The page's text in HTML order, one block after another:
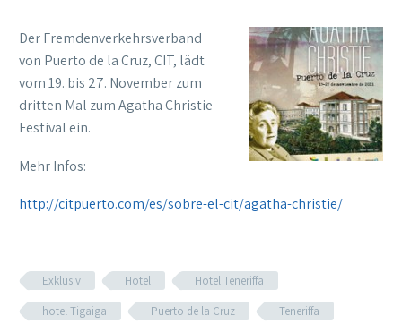
Der Fremdenverkehrsverband
von Puerto de la Cruz, CIT, lädt
vom 19. bis 27. November zum
dritten Mal zum Agatha Christie-
Festival ein.
Mehr Infos:
http://citpuerto.com/es/sobre-el-cit/agatha-christie/
Exklusiv Hotel
Hotel Teneriffa
hotel Tigaiga
Puerto de la Cruz Teneriffa